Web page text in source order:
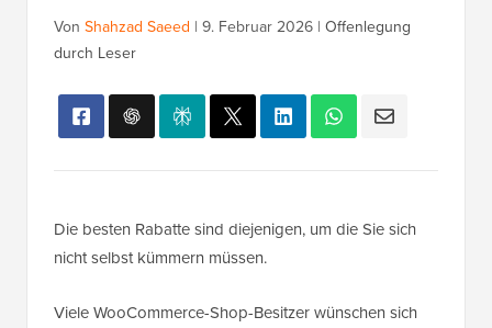
Von Shahzad Saeed | 9. Februar 2026 | Offenlegung
durch Leser
Die besten Rabatte sind diejenigen, um die Sie sich
nicht selbst kümmern müssen.
Viele WooCommerce-Shop-Besitzer wünschen sich